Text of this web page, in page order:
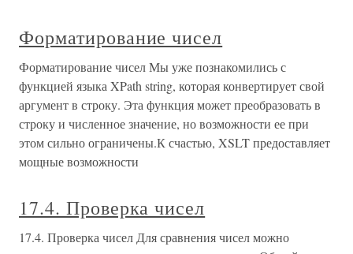
Форматирование чисел
Форматирование чисел Мы уже познакомились с
функцией языка XPath string, которая конвертирует свой
аргумент в строку. Эта функция может преобразовать в
строку и численное значение, но возможности ее при
этом сильно ограничены.К счастью, XSLT предоставляет
мощные возможности
17.4. Проверка чисел
17.4. Проверка чисел Для сравнения чисел можно